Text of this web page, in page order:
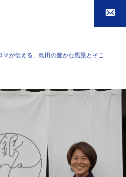
マが伝える、島田の豊かな風景とそこ